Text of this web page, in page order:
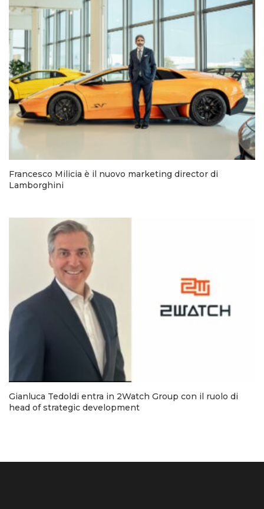
Francesco Milicia è il nuovo marketing director di
Lamborghini
Gianluca Tedoldi entra in 2Watch Group con il ruolo di
head of strategic development